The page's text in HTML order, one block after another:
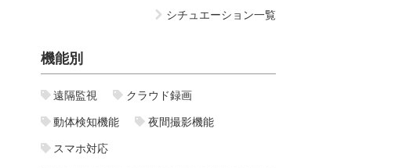
シチュエーション一覧
機能別
遠隔監視 クラウド録画
動体検知機能 夜間撮影機能
スマホ対応